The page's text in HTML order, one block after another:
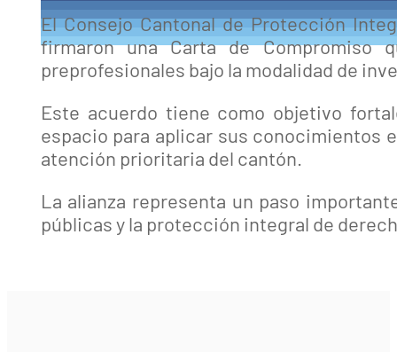
El Consejo Cantonal de Protección
firmaron una Carta de Compromiso
preprofesionales bajo la modalidad de
Este acuerdo tiene como objetivo
espacio para aplicar sus conocimientos
atención prioritaria del cantón.
La alianza representa un paso
públicas y la protección integral de